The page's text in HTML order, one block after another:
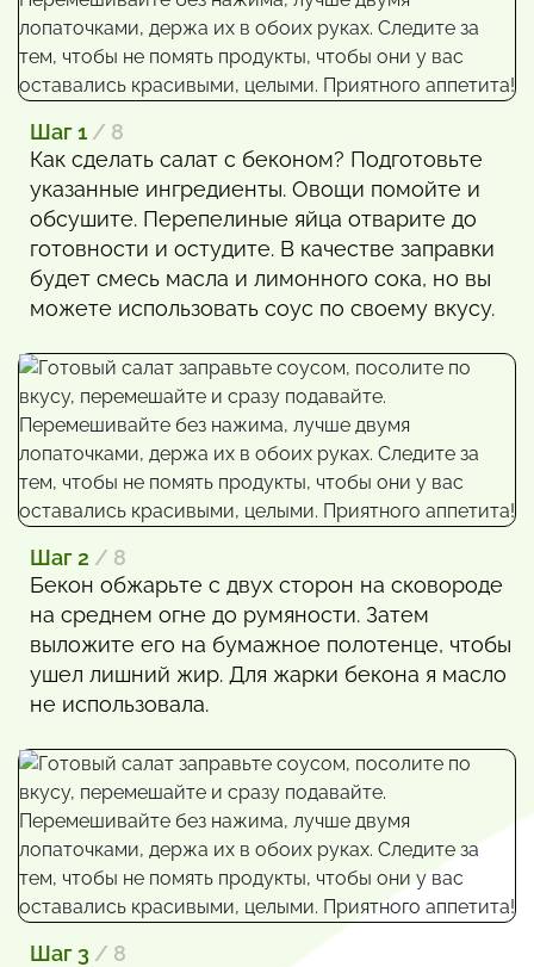
Шаг 1 / 8
Как сделать салат с беконом? Подготовьте
указанные ингредиенты. Овощи помойте и
обсушите. Перепелиные яйца отварите до
готовности и остудите. В качестве заправки
будет смесь масла и лимонного сока, но вы
можете использовать соус по своему вкусу.
Шаг 2 / 8
Бекон обжарьте с двух сторон на сковороде
на среднем огне до румяности. Затем
выложите его на бумажное полотенце, чтобы
ушел лишний жир. Для жарки бекона я масло
не использовала.
Шаг 3 / 8